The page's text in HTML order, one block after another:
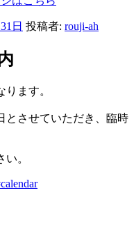
日 投稿者: rouji-ah
ます。
とさせていただき、臨時
。